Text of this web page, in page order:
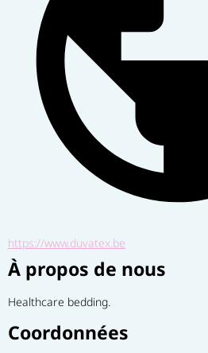
https://www.duvatex.be
À propos de nous
Healthcare bedding.
Coordonnées